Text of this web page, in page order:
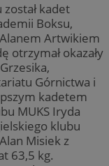
kadet
Boksu,
Artwikiem
otrzymał okazały
Górnictwa i
kadetem
MUKS Iryda
klubu
Misiek z
63,5 kg.